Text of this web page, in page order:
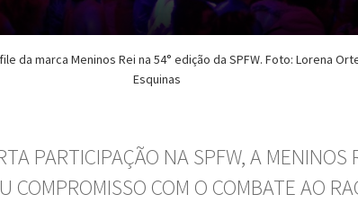
da marca Meninos Rei na 54° edição da SPFW. Foto: Lorena
Esquinas
PARTICIPAÇÃO NA SPFW, A MENINOS
COMPROMISSO COM O COMBATE AO